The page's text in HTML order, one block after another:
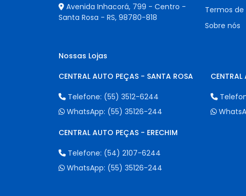
Avenida Inhacorá, 799 - Centro -
Santa Rosa - RS, 98780-818
Termos de
Sobre nós
Nossas Lojas
CENTRAL AUTO PEÇAS - SANTA ROSA
Telefone: (55) 3512-6244
WhatsApp: (55) 35126-244
CENTRAL AUTO PEÇAS - ERECHIM
Telefone: (54) 2107-6244
WhatsApp: (55) 35126-244